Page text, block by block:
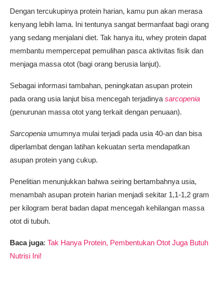
Dengan tercukupinya protein harian, kamu pun akan merasa
kenyang lebih lama. Ini tentunya sangat bermanfaat bagi orang
yang sedang menjalani diet. Tak hanya itu, whey protein dapat
membantu mempercepat pemulihan pasca aktivitas fisik dan
menjaga massa otot (bagi orang berusia lanjut).
Sebagai informasi tambahan, peningkatan asupan protein
pada orang usia lanjut bisa mencegah terjadinya sarcopenia
(penurunan massa otot yang terkait dengan penuaan).
Sarcopenia umumnya mulai terjadi pada usia 40-an dan bisa
diperlambat dengan latihan kekuatan serta mendapatkan
asupan protein yang cukup.
Penelitian menunjukkan bahwa seiring bertambahnya usia,
menambah asupan protein harian menjadi sekitar 1,1-1,2 gram
per kilogram berat badan dapat mencegah kehilangan massa
otot di tubuh.
Baca juga: Tak Hanya Protein, Pembentukan Otot Juga Butuh
Nutrisi Ini!